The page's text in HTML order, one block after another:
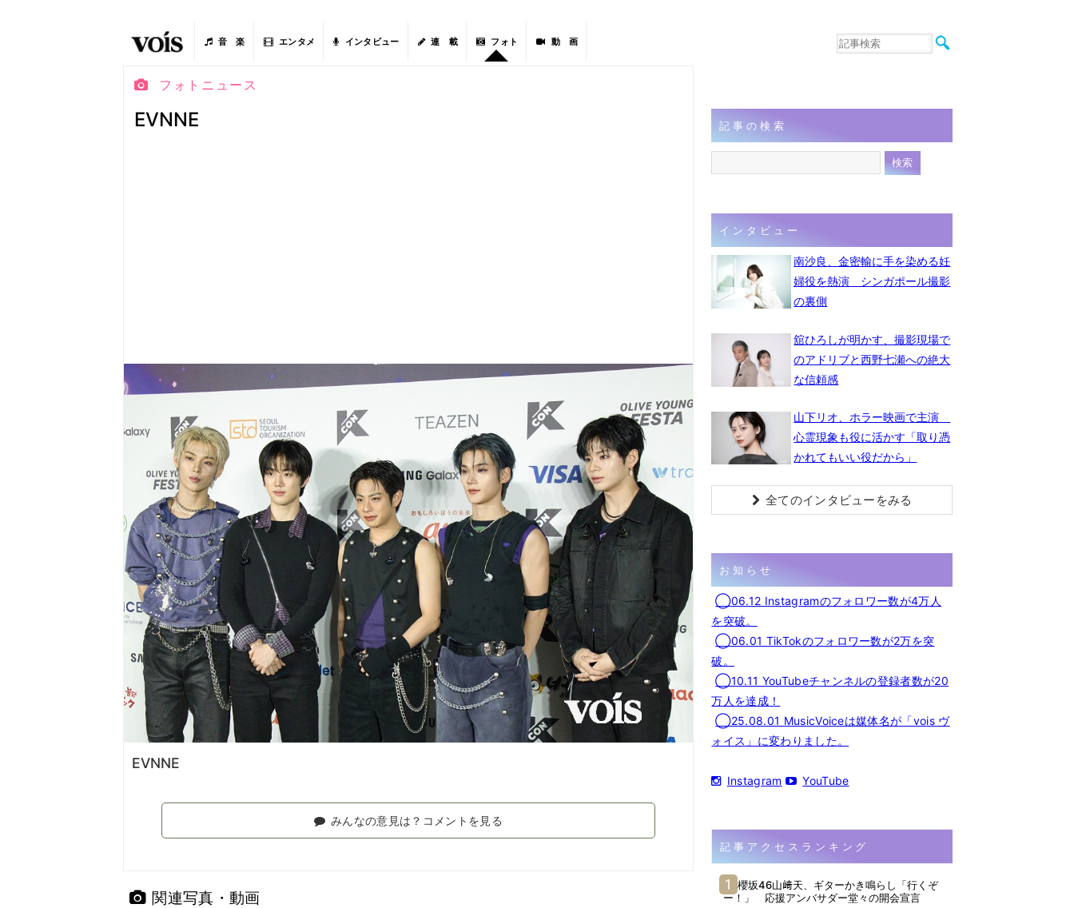
音 楽 エンタメ インタビュー 連 載 フォト 動 画
音楽
連載
フォト
フォトニュース
EVNNE
EVNNE
みんなの意見は？コメントを見る
関連写真・動画
記事の検索
インタビュー
南沙良、金密輸に手を染める妊
婦役を熱演 シンガポール撮影
の裏側
舘ひろしが明かす、撮影現場で
のアドリブと西野七瀬への絶大
な信頼感
山下リオ、ホラー映画で主演
心霊現象も役に活かす「取り憑
かれてもいい役だから」
全てのインタビューをみる
お知らせ
◯06.12 Instagramのフォロワー数が4万人
を突破。
◯06.01 TikTokのフォロワー数が2万を突
破。
◯10.11 YouTubeチャンネルの登録者数が20
万人を達成！
◯25.08.01 MusicVoiceは媒体名が「vois ヴ
ォイス」に変わりました。
Instagram YouTube
記事アクセスランキング
櫻坂46山﨑天、ギターかき鳴らし「行くぞ
ー！」 応援アンバサダー堂々の開会宣言